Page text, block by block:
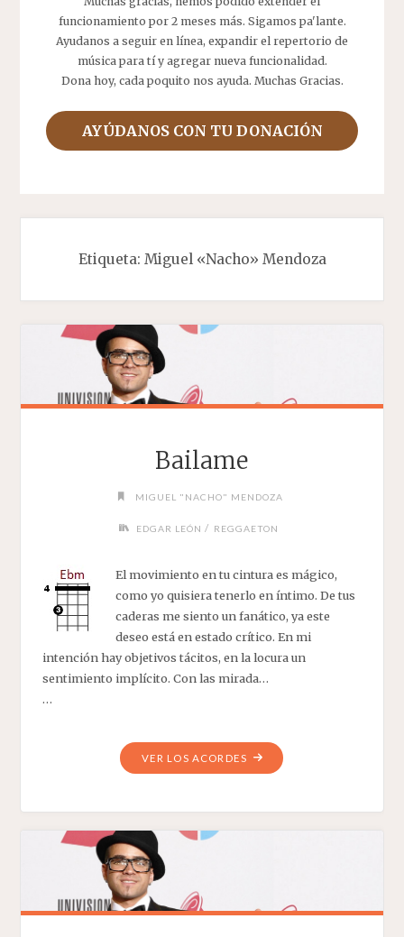
funcionamiento por 2 meses más. Sigamos pa'lante.
Ayudanos a seguir en línea, expandir el repertorio de
música para tí y agregar nueva funcionalidad.
Dona hoy, cada poquito nos ayuda. Muchas Gracias.
AYÚDANOS CON TU DONACIÓN
Etiqueta: Miguel «Nacho» Mendoza
Bailame
MIGUEL "NACHO" MENDOZA
EDGAR LEÓN / REGGAETON
El movimiento en tu cintura es mágico,
como yo quisiera tenerlo en íntimo. De tus
caderas me siento un fanático, ya este
deseo está en estado crítico. En mi
intención hay objetivos tácitos, en la locura un
sentimiento implícito. Con las mirada…
…
VER LOS ACORDES"BAILAME"